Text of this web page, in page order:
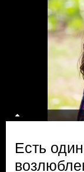
Есть